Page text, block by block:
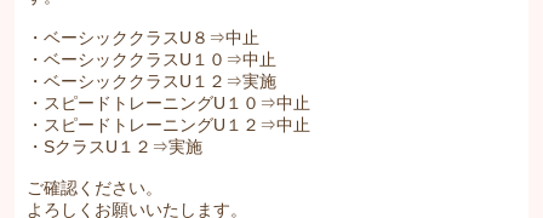
・ベーシッククラスU８⇒中止
・ベーシッククラスU１０⇒中止
・ベーシッククラスU１２⇒実施
・スピードトレーニングU１０⇒中止
・スピードトレーニングU１２⇒中止
・SクラスU１２⇒実施
ご確認ください。
よろしくお願いいたします。